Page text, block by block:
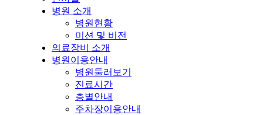
병원 소개
병원현황
미션 및 비전
의료장비 소개
병원이용안내
병원둘러보기
진료시간
층별안내
주차장이용안내